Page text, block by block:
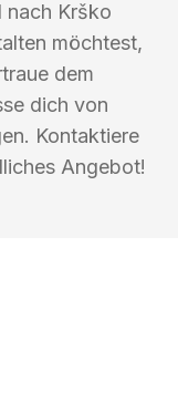
nach Krško
möchtest,
dem
dich von
Kontaktiere
Angebot!